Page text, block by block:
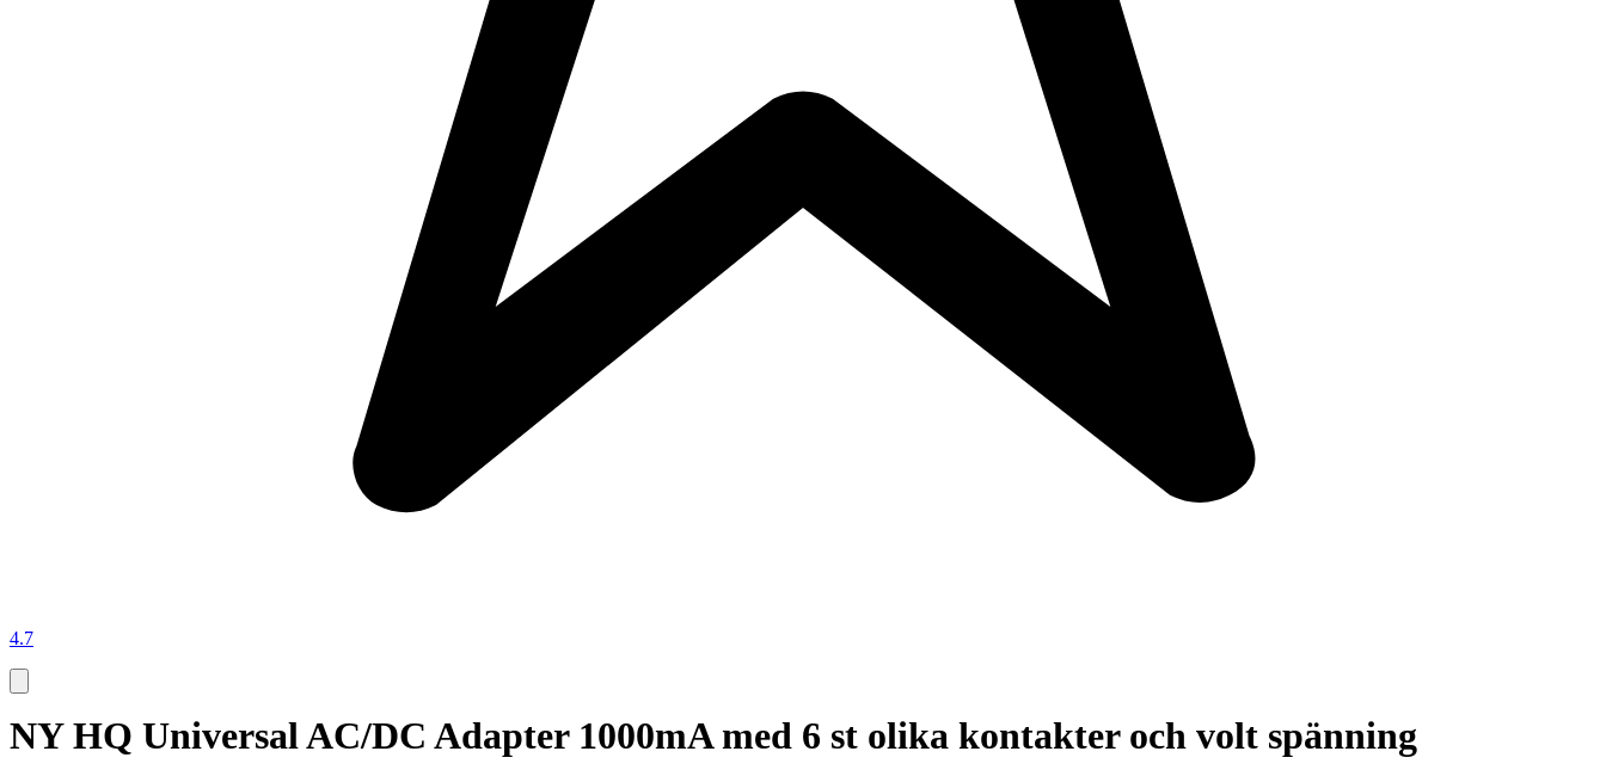
4.7
NY HQ Universal AC/DC Adapter 1000mA med 6 st olika kontakter och volt spänning